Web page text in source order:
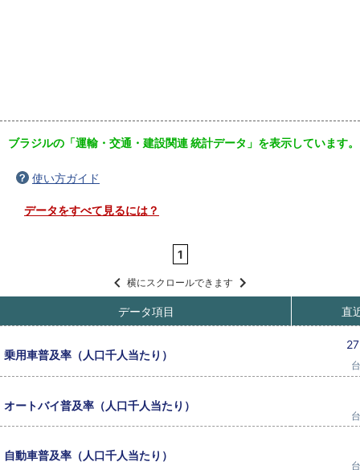
ブラジルの「運輸・交通・建設関連 統計データ」を表示しています。
使い方ガイド
データをすべて見るには？
1
横にスクロールできます
データ項目 直
乗用車普及率（人口千人当たり）
オートバイ普及率（人口千人当たり）
自動車普及率（人口千人当たり）